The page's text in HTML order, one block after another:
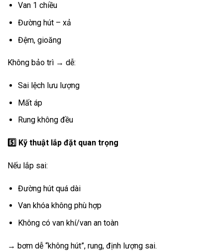
Van 1 chiều
Đường hút – xả
Đệm, gioăng
Không bảo trì → dễ:
Sai lệch lưu lượng
Mất áp
Rung không đều
5️ Kỹ thuật lắp đặt quan trọng
Nếu lắp sai:
Đường hút quá dài
Van khóa không phù hợp
Không có van khí/van an toàn
→ bơm dễ “không hút”, rung, định lượng sai.